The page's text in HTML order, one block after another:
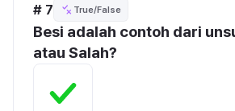
# 7 True/False
Besi adalah contoh dari
atau Salah?